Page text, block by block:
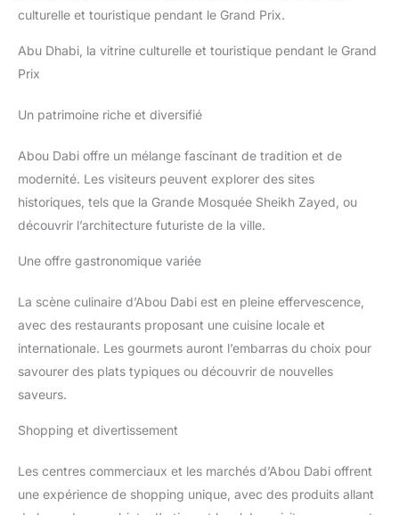
culturelle et touristique pendant le Grand Prix.
Abu Dhabi, la vitrine culturelle et touristique pendant le Grand
Prix
Un patrimoine riche et diversifié
Abou Dabi offre un mélange fascinant de tradition et de
modernité. Les visiteurs peuvent explorer des sites
historiques, tels que la Grande Mosquée Sheikh Zayed, ou
découvrir l’architecture futuriste de la ville.
Une offre gastronomique variée
La scène culinaire d’Abou Dabi est en pleine effervescence,
avec des restaurants proposant une cuisine locale et
internationale. Les gourmets auront l’embarras du choix pour
savourer des plats typiques ou découvrir de nouvelles
saveurs.
Shopping et divertissement
Les centres commerciaux et les marchés d’Abou Dabi offrent
une expérience de shopping unique, avec des produits allant